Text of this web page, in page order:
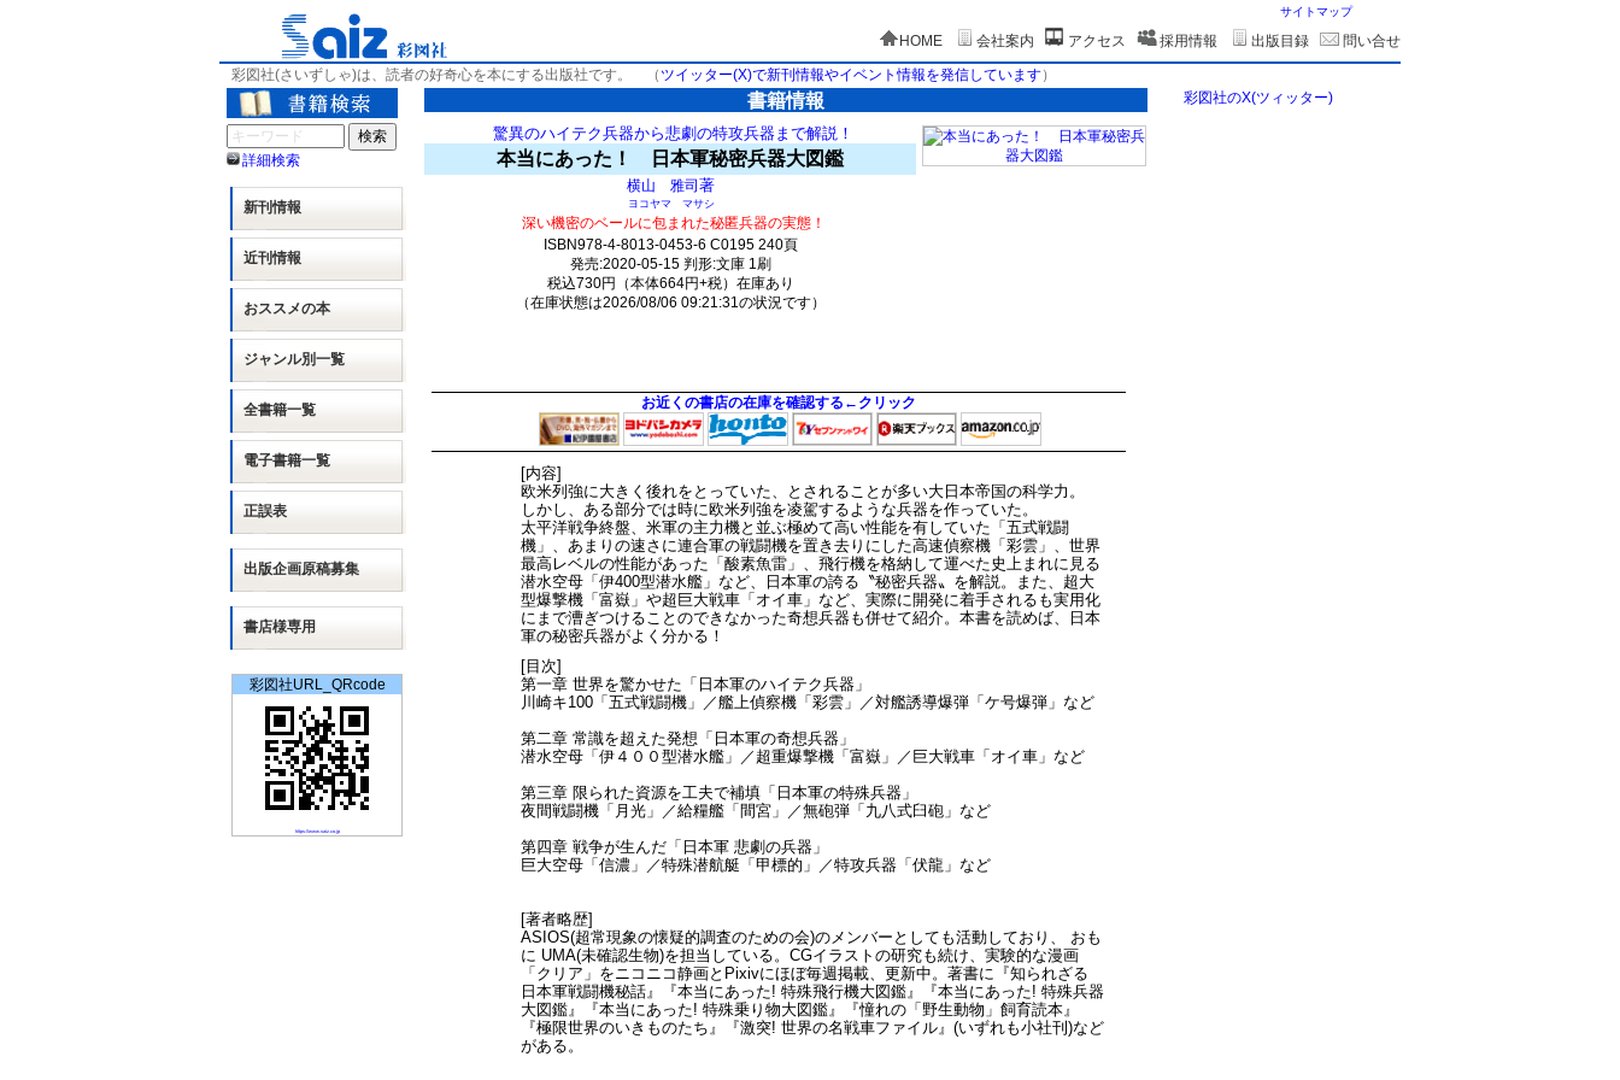
サイトマップ
HOME 会社案内 アクセス 採用情報 出版目録
問い合せ
彩図社(さいずしゃ)は、読者の好奇心を本にする出版社です。
（ ツイッター(X)で新刊情報やイベント情報を発信しています）
詳細検索
新刊情報
近刊情報
おススメの本
ジャンル別一覧
全書籍一覧
電子書籍一覧
正誤表
出版企画原稿募集
書店様専用
彩図社URL_QRcode
https://www.saiz.co.jp
書籍情報
驚異のハイテク兵器から悲劇の特攻兵器まで解説！
本当にあった！ 日本軍秘密兵器大図鑑
横山 雅司著
ヨコヤマ マサシ
深い機密のベールに包まれた秘匿兵器の実態！
ISBN978-4-8013-0453-6 C0195 240頁
発売:2020-05-15 判形:文庫 1刷
税込730円（本体664円+税）在庫あり
（在庫状態は2026/08/06 09:21:31の状況です）
お近くの書店の在庫を確認する←クリック
[内容]
欧米列強に大きく後れをとっていた、とされることが多い大日本帝国の科学力。
しかし、ある部分では時に欧米列強を凌駕するような兵器を作っていた。
太平洋戦争終盤、米軍の主力機と並ぶ極めて高い性能を有していた「五式戦闘
機」、あまりの速さに連合軍の戦闘機を置き去りにした高速偵察機「彩雲」、世界
最高レベルの性能があった「酸素魚雷」、飛行機を格納して運べた史上まれに見る
潜水空母「伊400型潜水艦」など、日本軍の誇る〝秘密兵器〟を解説。また、超大
型爆撃機「富嶽」や超巨大戦車「オイ車」など、実際に開発に着手されるも実用化
にまで漕ぎつけることのできなかった奇想兵器も併せて紹介。本書を読めば、日本
軍の秘密兵器がよく分かる！
[目次]
第一章 世界を驚かせた「日本軍のハイテク兵器」
川崎キ100「五式戦闘機」／艦上偵察機「彩雲」／対艦誘導爆弾「ケ号爆弾」など
第二章 常識を超えた発想「日本軍の奇想兵器」
潜水空母「伊４００型潜水艦」／超重爆撃機「富嶽」／巨大戦車「オイ車」など
第三章 限られた資源を工夫で補填「日本軍の特殊兵器」
夜間戦闘機「月光」／給糧艦「間宮」／無砲弾「九八式臼砲」など
第四章 戦争が生んだ「日本軍 悲劇の兵器」
巨大空母「信濃」／特殊潜航艇「甲標的」／特攻兵器「伏龍」など
[著者略歴]
ASIOS(超常現象の懐疑的調査のための会)のメンバーとしても活動しており、 おも
に UMA(未確認生物)を担当している。CGイラストの研究も続け、実験的な漫画
「クリア」をニコニコ静画とPixivにほぼ毎週掲載、更新中。著書に『知られざる
日本軍戦闘機秘話』『本当にあった! 特殊飛行機大図鑑』『本当にあった! 特殊兵器
大図鑑』『本当にあった! 特殊乗り物大図鑑』『憧れの「野生動物」飼育読本』
『極限世界のいきものたち』『激突! 世界の名戦車ファイル』(いずれも小社刊)など
がある。
彩図社のX(ツィッター)